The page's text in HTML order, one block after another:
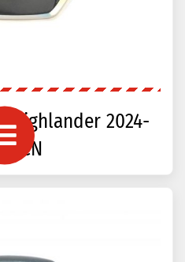
Highlander 2024-
CN